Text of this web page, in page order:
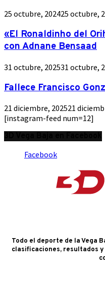
25 octubre, 202425 octubre,
«El Ronaldinho del
con Adnane Bensaad
31 octubre, 202531 octubre,
Fallece Francisco
21 diciembre, 202521
[instagram-feed num=12]
Facebook
Todo el deporte de la Vega
clasificaciones, resultados